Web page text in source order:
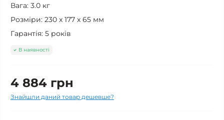
Вага: 3.0 кг
Розміри: 230 x 177 x 65 мм
Гарантія: 5 років
В наявності
4 884 грн
Знайшли даний товар дешевше?